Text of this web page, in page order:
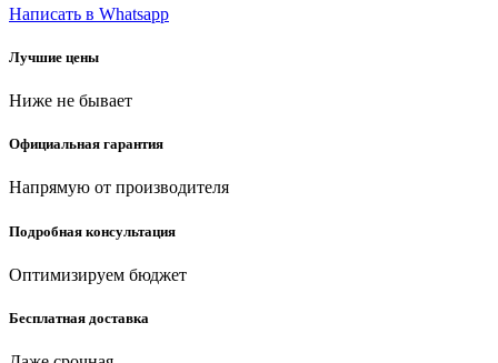
атм,
спиралью
напорно-
шланг
32-
Написать в Whatsapp
Лучшие цены
Ниже не бывает
Официальная гарантия
Напрямую от производителя
Подробная консультация
Оптимизируем бюджет
Бесплатная доставка